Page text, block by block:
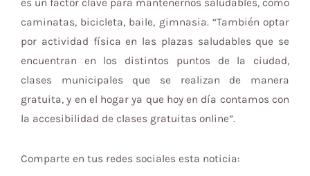
caminatas, bicicleta, baile, gimnasia. “También optar
por actividad física en las plazas saludables que se
encuentran en los distintos puntos de la ciudad,
clases municipales que se realizan de manera
gratuita, y en el hogar ya que hoy en día contamos con
la accesibilidad de clases gratuitas online”.
Comparte en tus redes sociales esta noticia: